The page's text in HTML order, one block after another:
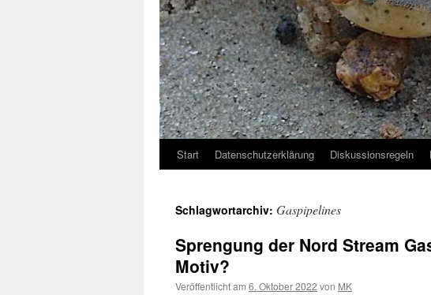
Start Datenschutzerklärung Diskussionsregeln
Schlagwortarchiv: Gaspipelines
Sprengung der Nord Stream
Motiv?
Veröffentlicht am 6. Oktober 2022 von MK